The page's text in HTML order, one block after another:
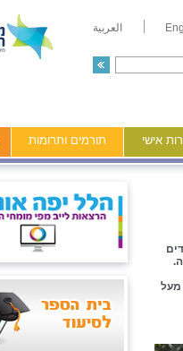
العربية
אישי תורמים ותרומות
מעל